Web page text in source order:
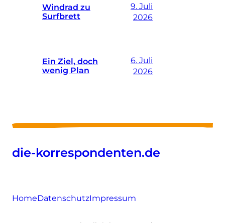
Windrad zu
Surfbrett
9. Juli
2026
Ein Ziel, doch
wenig Plan
6. Juli
2026
die-korrespondenten.de
HomeDatenschutzImpressum